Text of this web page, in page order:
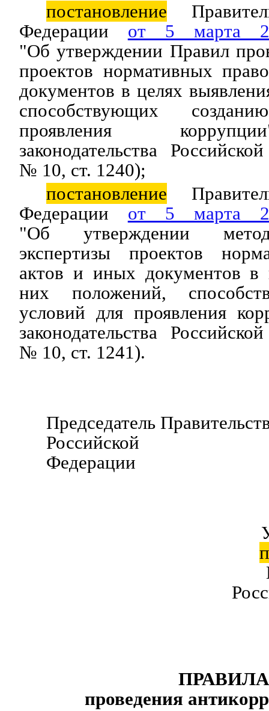
постановление
Федерации от 5 марта
"Об утверждении Правил
проектов нормативных
документов в целях
способствующих
проявления
законодательства
№ 10, ст. 1240);
постановление
Федерации от 5 марта
"Об утверждении
экспертизы проектов
актов и иных документов в
них положений,
условий для проявления
законодательства
№ 10, ст. 1241).
Председатель
Российской
Федерации
ПРАВИЛА
проведения